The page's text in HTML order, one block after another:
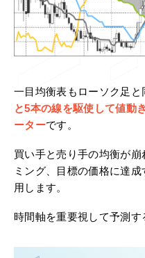
一目均衡表もローソク足と
と5本の線を駆使して値動
ーターです。
買い手と売り手の均衡が
ミング、目標の価格に達
用します。
時間軸を重要視して予測す